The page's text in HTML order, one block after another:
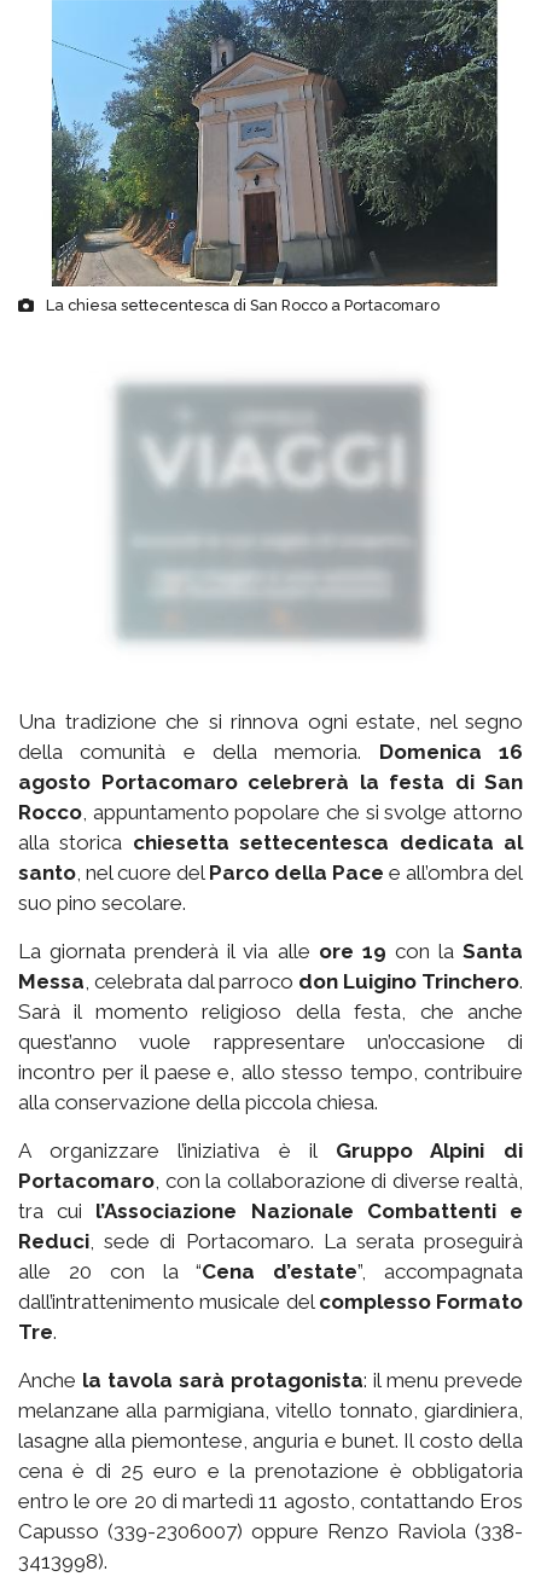
La chiesa settecentesca di San Rocco a Portacomaro
Una tradizione che si rinnova ogni estate, nel segno
della comunità e della memoria. Domenica 16
agosto Portacomaro celebrerà la festa di San
Rocco, appuntamento popolare che si svolge attorno
alla storica chiesetta settecentesca dedicata al
santo, nel cuore del Parco della Pace e all’ombra del
suo pino secolare.
La giornata prenderà il via alle ore 19 con laSanta
Messa, celebrata dal parroco don Luigino Trinchero.
Sarà il momento religioso della festa, che anche
quest’anno vuole rappresentare un’occasione di
incontro per il paese e, allo stesso tempo, contribuire
alla conservazione della piccola chiesa.
A organizzare l’iniziativa è il Gruppo Alpini di
Portacomaro, con la collaborazione di diverse realtà,
tra cui l’Associazione Nazionale Combattenti e
Reduci, sede di Portacomaro. La serata proseguirà
alle 20 con la “Cena d’estate”, accompagnata
dall’intrattenimento musicale del complesso Formato
Tre.
Anche la tavola sarà protagonista: il menu prevede
melanzane alla parmigiana, vitello tonnato, giardiniera,
lasagne alla piemontese, anguria e bunet. Il costo della
cena è di 25 euro e la prenotazione è obbligatoria
entro le ore 20 di martedì 11 agosto, contattando Eros
Capusso (339-2306007) oppure Renzo Raviola (338-
3413998).